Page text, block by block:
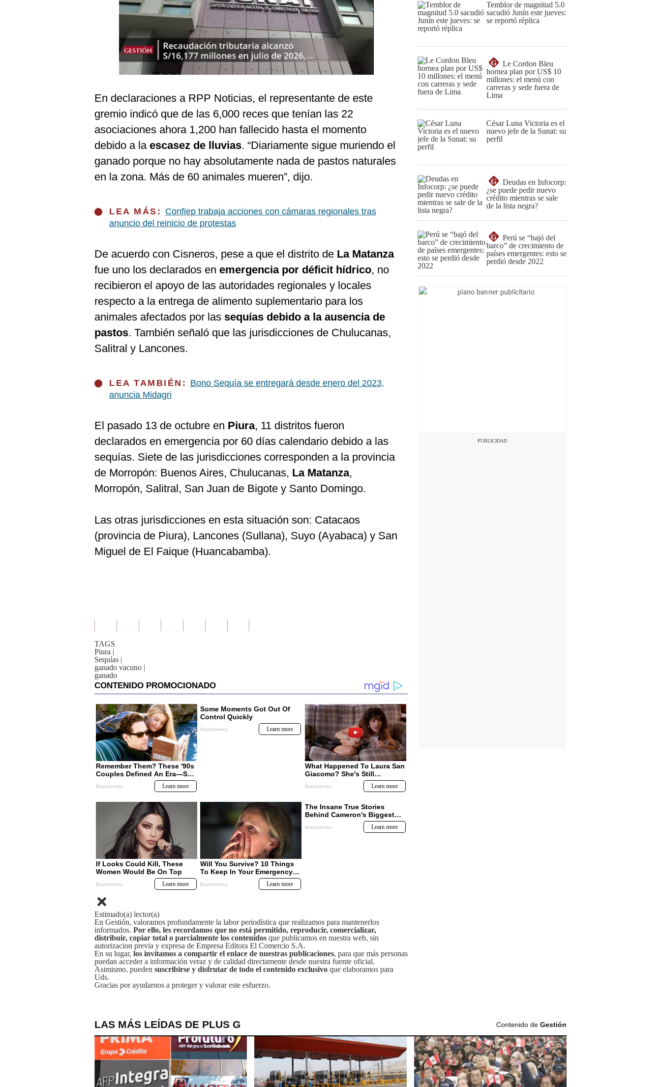
En declaraciones a RPP Noticias, el representante de este
gremio indicó que de las 6,000 reces que tenían las 22
asociaciones ahora 1,200 han fallecido hasta el momento
debido a la escasez de lluvias. “Diariamente sigue muriendo el
ganado porque no hay absolutamente nada de pastos naturales
en la zona. Más de 60 animales mueren”, dijo.
LEA MÁS: Confiep trabaja acciones con cámaras regionales tras
anuncio del reinicio de protestas
De acuerdo con Cisneros, pese a que el distrito de La Matanza
fue uno los declarados en emergencia por déficit hídrico, no
recibieron el apoyo de las autoridades regionales y locales
respecto a la entrega de alimento suplementario para los
animales afectados por las sequías debido a la ausencia de
pastos. También señaló que las jurisdicciones de Chulucanas,
Salitral y Lancones.
LEA TAMBIÉN: Bono Sequía se entregará desde enero del 2023,
anuncia Midagri
El pasado 13 de octubre en Piura, 11 distritos fueron
declarados en emergencia por 60 días calendario debido a las
sequías. Siete de las jurisdicciones corresponden a la provincia
de Morropón: Buenos Aires, Chulucanas, La Matanza,
Morropón, Salitral, San Juan de Bigote y Santo Domingo.
Las otras jurisdicciones en esta situación son: Catacaos
(provincia de Piura), Lancones (Sullana), Suyo (Ayabaca) y San
Miguel de El Faique (Huancabamba).
TAGS
Piura |
Sequías |
ganado vacuno |
ganado
Estimado(a) lector(a)
En Gestión, valoramos profundamente la labor periodística que realizamos para mantenerlos
informados. Por ello, les recordamos que no está permitido, reproducir, comercializar,
distribuir, copiar total o parcialmente los contenidos que publicamos en nuestra web, sin
autorizacion previa y expresa de Empresa Editora El Comercio S.A.
En su lugar, los invitamos a compartir el enlace de nuestras publicaciones, para que más personas
puedan acceder a información veraz y de calidad directamente desde nuestra fuente oficial.
Asimismo, pueden suscribirse y disfrutar de todo el contenido exclusivo que elaboramos para
Uds.
Gracias por ayudarnos a proteger y valorar este esfuerzo.
Temblor de magnitud 5.0
sacudió Junín este jueves:
se reportó réplica
G
Le Cordon Bleu
hornea plan por US$ 10
millones: el menú con
carreras y sede fuera de
Lima
César Luna Victoria es el
nuevo jefe de la Sunat: su
perfil
G
Deudas en Infocorp:
¿se puede pedir nuevo
crédito mientras se sale
de la lista negra?
G
Perú se “bajó del
barco” de crecimiento de
países emergentes: esto se
perdió desde 2022
LAS MÁS LEÍDAS DE PLUS G Contenido de Gestión